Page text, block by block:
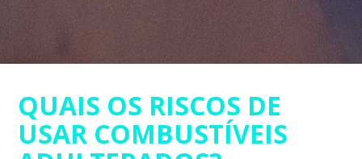
QUAIS OS RISCOS DE
USAR COMBUSTÍVEIS